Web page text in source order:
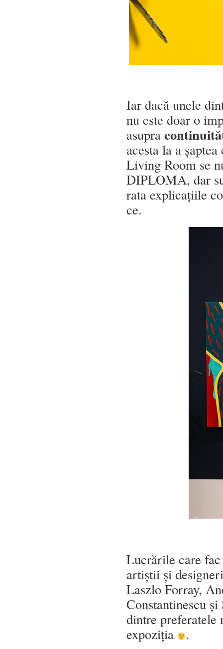
Iar dacă unele
nu este doar o
asupra
acesta la a
Living Room se
DIPLOMA, dar
rata explicațiile
ce.
Lucrările care
artiștii și
Laszlo Forray,
Constantinescu
dintre preferatele
expoziția
.